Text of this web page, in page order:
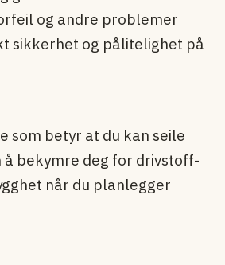
og andre problemer
sikkerhet og pålitelighet på
som betyr at du kan seile
bekymre deg for drivstoff-
når du planlegger